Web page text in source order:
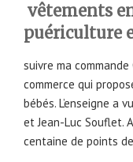
vêtements
puériculture
suivre ma commande
commerce qui
bébés. L’enseigne a
et Jean-Luc Souflet.
centaine de points